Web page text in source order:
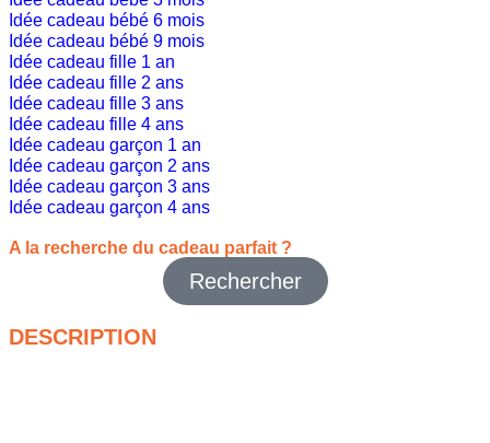
Idée cadeau bébé 6 mois
Idée cadeau bébé 9 mois
Idée cadeau fille 1 an
Idée cadeau fille 2 ans
Idée cadeau fille 3 ans
Idée cadeau fille 4 ans
Idée cadeau garçon 1 an
Idée cadeau garçon 2 ans
Idée cadeau garçon 3 ans
Idée cadeau garçon 4 ans
A la recherche du cadeau parfait ?
Rechercher
DESCRIPTION